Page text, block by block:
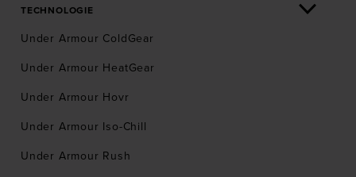
TECHNOLOGIE
Under Armour ColdGear
Under Armour HeatGear
Under Armour Hovr
Under Armour Iso-Chill
Under Armour Rush